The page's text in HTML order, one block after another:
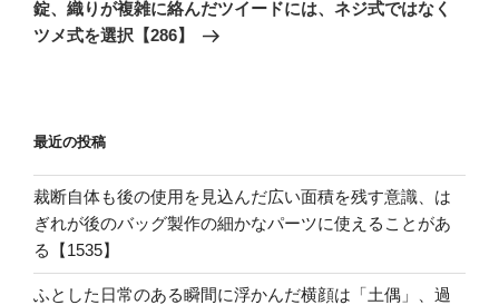
ョ
ン
稿
錠、織りが複雑に絡んだツイードには、ネジ式ではなく
ツメ式を選択【286】
最近の投稿
裁断自体も後の使用を見込んだ広い面積を残す意識、は
ぎれが後のバッグ製作の細かなパーツに使えることがあ
る【1535】
ふとした日常のある瞬間に浮かんだ横顔は「土偶」、過